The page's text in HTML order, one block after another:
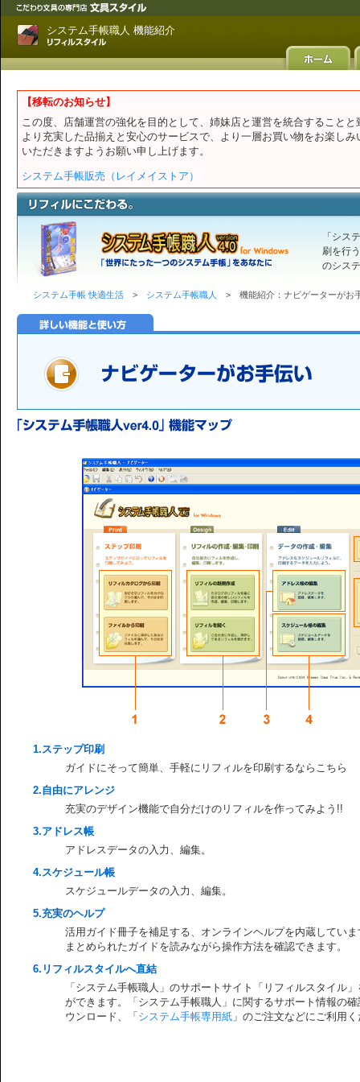
システム手帳職人 機能紹介
【移転のお知らせ】
この度、店舗運営の強化を目的として、姉妹店と運営を統合することと
より充実した品揃えと安心のサービスで、より一層お買い物をお楽し
いただきますようお願い申し上げます。
システム手帳販売（レイメイストア）
「シス
刷を行
のシス
システム手帳 快適生活 > システム手帳職人 > 機能紹介：ナビゲーターが
1.ステップ印刷
ガイドにそって簡単、手軽にリフィルを印刷するならこちら
2.自由にアレンジ
充実のデザイン機能で自分だけのリフィルを作ってみよう!!
3.アドレス帳
アドレスデータの入力、編集。
4.スケジュール帳
スケジュールデータの入力、編集。
5.充実のヘルプ
活用ガイド冊子を補足する、オンラインヘルプを内蔵してい
まとめられたガイドを読みながら操作方法を確認できます。
6.リフィルスタイルへ直結
「システム手帳職人」のサポートサイト「リフィルスタイル
ができます。「システム手帳職人」に関するサポート情報の
ウンロード、「 システム手帳専用紙 」のご注文などにご利用